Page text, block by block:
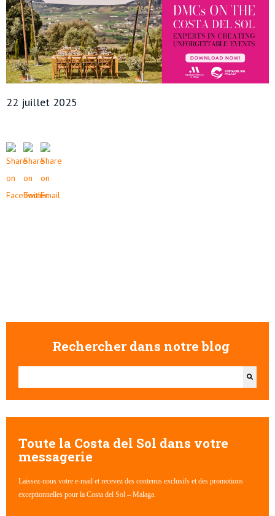
22 juillet 2025
Rechercher dans notre blog
Il s'agit d'un champ de recherche auquel est associée une
Toute la Costa del Sol dans votre
messagerie
Laissez-nous votre e-mail et recevez des contenus exclusifs et des promotions
exceptionnelles pour la Costa del Sol – Malaga.